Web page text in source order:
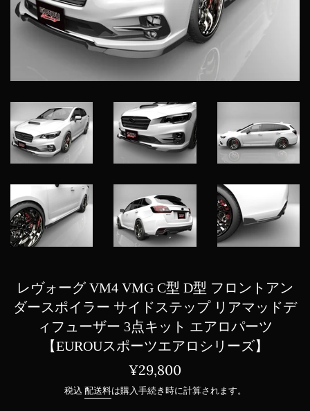
レヴォーグ VM4 VMG C型 D型 フロントアン
ダースポイラー サイドステップ リアマッドデ
ィフューザー 3点キット エアロパーツ
【EUROUスポーツエアロシリーズ】
通
価
¥29,800
税込 配送料は購入手続き時に計算されます。